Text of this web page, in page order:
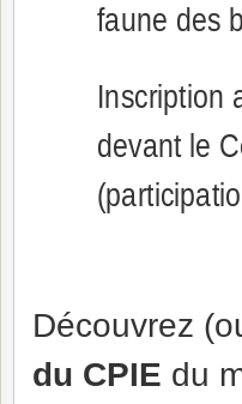
faune des
Inscription
devant le
Découvrez
du CPIE du